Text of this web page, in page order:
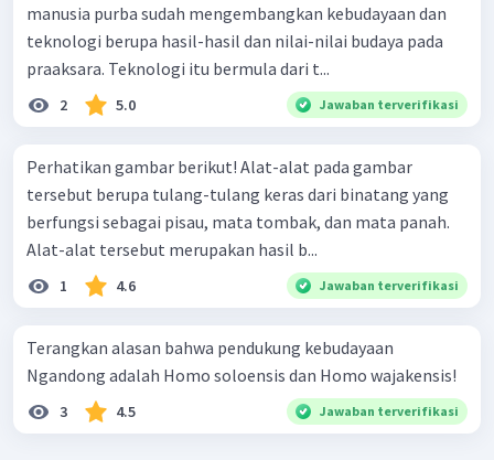
manusia purba sudah mengembangkan kebudayaan dan
teknologi berupa hasil-hasil dan nilai-nilai budaya pada
praaksara. Teknologi itu bermula dari t...
2 5.0 Jawaban terverifikasi
Perhatikan gambar berikut! Alat-alat pada gambar
tersebut berupa tulang-tulang keras dari binatang yang
berfungsi sebagai pisau, mata tombak, dan mata panah.
Alat-alat tersebut merupakan hasil b...
1 4.6 Jawaban terverifikasi
Terangkan alasan bahwa pendukung kebudayaan
Ngandong adalah Homo soloensis dan Homo wajakensis!
3 4.5 Jawaban terverifikasi